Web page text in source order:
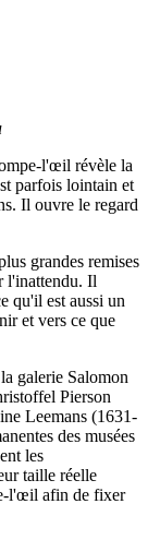
l'œil révèle la
parfois lointain et
Il ouvre le regard
grandes remises
l'inattendu. Il
qu'il est aussi un
et vers ce que
galerie Salomon
Pierson
Leemans (1631-
des musées
les
taille réelle
l'œil afin de fixer